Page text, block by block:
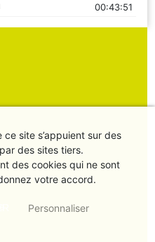
00:43:51
site s’appuient sur des
des sites tiers.
des cookies qui ne sont
votre accord.
Personnaliser